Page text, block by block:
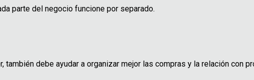
parte del negocio funcione por separado.
debe ayudar a organizar mejor las compras y la relación con